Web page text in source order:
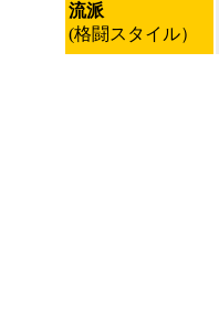
流派
(格闘スタイル）